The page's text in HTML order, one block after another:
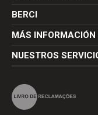
BERCI
MÁS INFORMACIÓN
NUESTROS